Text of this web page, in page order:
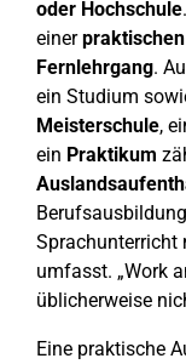
oder Hochschule
einer
Fernlehrgang.
ein Studium
Meisterschule,
ein Praktikum
Sprachunterricht
umfasst. „Work
üblicherweise
Eine praktische